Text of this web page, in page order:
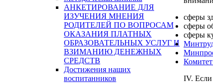
АНКЕТИРОВАНИЕ ДЛЯ
ИЗУЧЕНИЯ МНЕНИЯ
РОДИТЕЛЕЙ ПО ВОПРОСАМ
ОКАЗАНИЯ ПЛАТНЫХ
ОБРАЗОВАТЕЛЬНЫХ УСЛУГ И
ВЗИМАНИЮ ДЕНЕЖНЫХ
СРЕДСТВ
Достижения наших
воспитанников
сферы
сферы
сферы
IV. Если